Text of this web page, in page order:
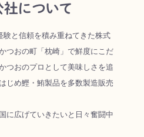
について
と信頼を積み重ねてきた株式
つおの町「枕崎」で鮮度にこだ
つおのプロとして美味しさを追
じめ鰹・鮪製品を多数製造販売
に広げていきたいと日々奮闘中